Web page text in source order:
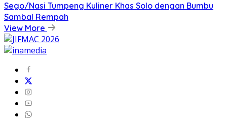
Sego/Nasi Tumpeng Kuliner Khas Solo dengan Bumbu
Sambal Rempah
View More